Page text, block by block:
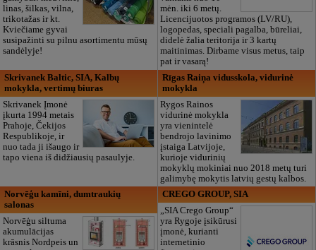
linas, šilkas, vilna,
trikotažas ir kt.
Kviečiame gyvai
susipažinti su pilnu asortimentu mūsų
sandėlyje!
mėn. iki 6 metų.
Licencijuotos programos (LV/RU),
logopedas, speciali pagalba, būreliai,
didelė žalia teritorija ir 3 kartų
maitinimas. Dirbame visus metus, taip
pat ir vasarą!
Skrivanek Baltic, SIA, Kalbų
mokykla, vertimų biuras
Skrivanek Įmonė
įkurta 1994 metais
Prahoje, Čekijos
Respublikoje, ir
nuo tada ji išaugo ir
tapo viena iš didžiausių pasaulyje.
Rīgas Raiņa vidusskola, vidurinė
mokykla
Rygos Rainos
vidurinė mokykla
yra vienintelė
bendrojo lavinimo
įstaiga Latvijoje,
kurioje vidurinių
mokyklų mokiniai nuo 2018 metų turi
galimybę mokytis latvių gestų kalbos.
Norvēģu kamīni, dumtraukių
salonas
Norvēģu siltuma
akumulācijas
krāsnis Nordpeis un
CREGO GROUP, SIA
„SIA Crego Group“
yra Rygoje įsikūrusi
įmonė, kurianti
internetinio